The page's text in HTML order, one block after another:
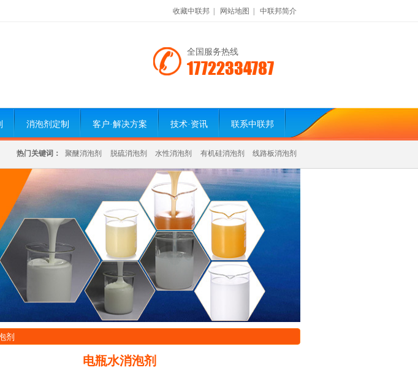
收藏中联邦 网站地图 中联邦简介
全国服务热线
17722334787
消泡剂定制 客户·解决方案 技术·资讯 联系中联邦
热门关键词： 聚醚消泡剂 脱硫消泡剂 水性消泡剂 有机硅消泡剂 线路板消泡剂
剂
电瓶水消泡剂